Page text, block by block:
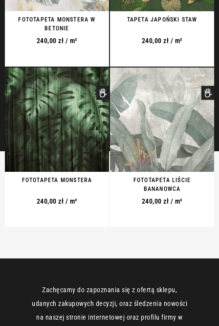
FOTOTAPETA MONSTERA W
BETONIE
240,00 zł / m²
TAPETA JAPOŃSKI STAW
240,00 zł / m²
FOTOTAPETA MONSTERA
240,00 zł / m²
FOTOTAPETA LIŚCIE
BANANOWCA
240,00 zł / m²
Zachęcamy do zapoznania się z ofertą sklepu,
udanych zakupowych decyzji, oraz śledzenia nowości
na naszej stronie internetowej oraz profilu firmy w